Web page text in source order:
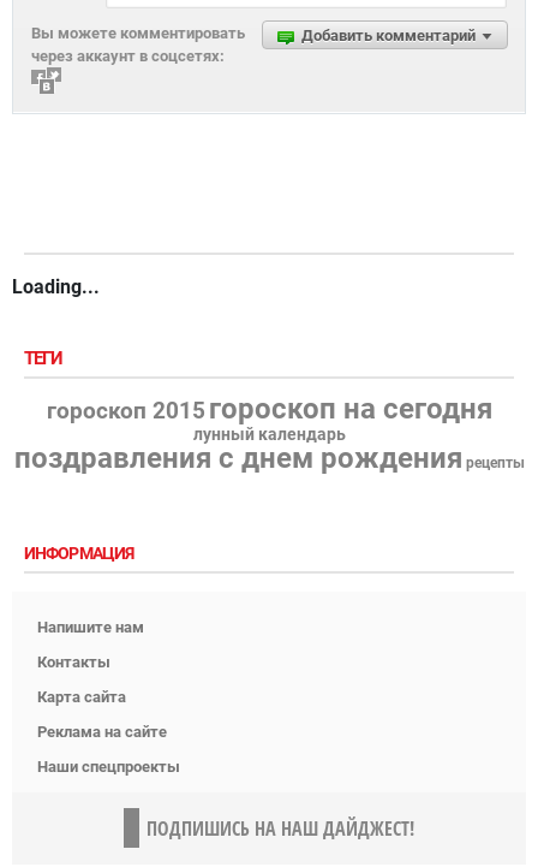
Добавить комментарий
Вы можете комментировать
через аккаунт в соцсетях:
Loading...
ТЕГИ
гороскоп 2015 гороскоп на сегодня
лунный календарь
поздравления с днем рождения рецепты
ИНФОРМАЦИЯ
Напишите нам
Контакты
Карта сайта
Реклама на сайте
Наши спецпроекты
ПОДПИШИСЬ НА НАШ ДАЙДЖЕСТ!